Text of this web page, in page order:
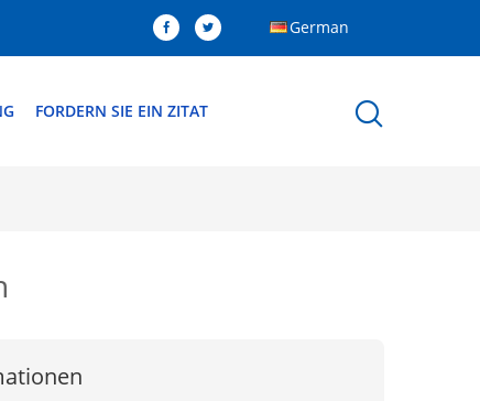
German
FORDERN SIE EIN ZITAT